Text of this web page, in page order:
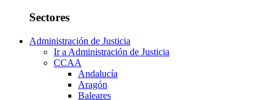
Sectores
Administración de Justicia
Ir a Administración de Justicia
CCAA
Andalucía
Aragón
Baleares